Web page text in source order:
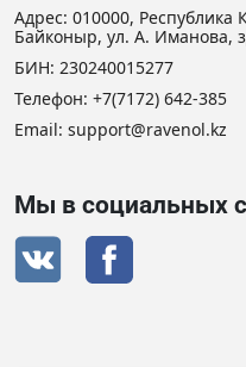
Адрес: 010000, Республика
Байконыр, ул. А. Иманова,
БИН: 230240015277
Телефон: +7(7172) 642-385
Email: support@ravenol.kz
Мы в социальных